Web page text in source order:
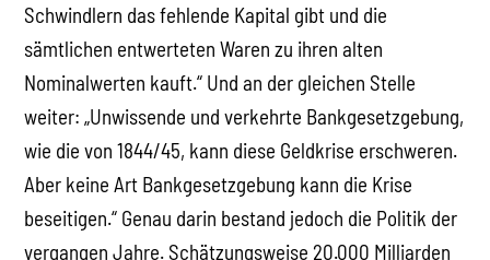
Schwindlern das fehlende Kapital gibt und die
sämtlichen entwerteten Waren zu ihren alten
Nominalwerten kauft.“ Und an der gleichen Stelle
weiter: „Unwissende und verkehrte Bankgesetzgebung,
wie die von 1844/45, kann diese Geldkrise erschweren.
Aber keine Art Bankgesetzgebung kann die Krise
beseitigen.“ Genau darin bestand jedoch die Politik der
vergangen Jahre. Schätzungsweise 20.000 Milliarden